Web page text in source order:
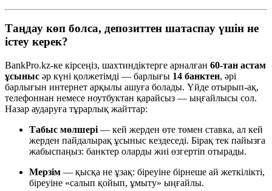
Таңдау көп болса, депозиттен шатаспау үшін не
істеу керек?
BankPro.kz-ке кірсеңіз, шахтиндіктерге арналған 60-тан астам
ұсыныс әр күні қолжетімді — барлығы 14 банктен, әрі
барлығын интернет арқылы ашуға болады. Үйде отырып-ақ,
телефоннан немесе ноутбуктан қарайсыз — ыңғайлысы сол.
Назар аударуға тұрарлық жайттар:
Табыс мөлшері — кей жерден өте төмен ставка, ал кей
жерден пайдалырақ ұсыныс кездеседі. Бірақ тек пайызға
жабыспаңыз: банктер оларды жиі өзгертіп отырады.
Мерзім — қысқа не ұзақ: біреуіне бірнеше ай жеткілікті,
біреуіне «салып қойып, ұмыту» ыңғайлы.